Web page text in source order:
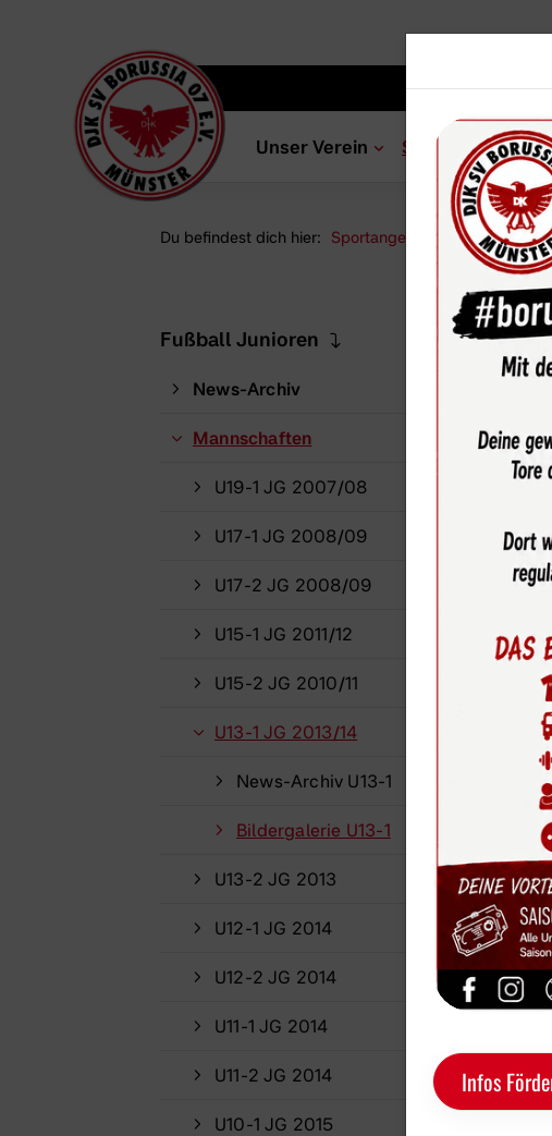
Unser Verein Sportangebot
Du befindest dich hier: Sportangebot Abteilungen
Besuch
Fußball Junioren
News-Archiv
Mannschaften
U19-1 JG 2007/08
U17-1 JG 2008/09
U17-2 JG 2008/09
U15-1 JG 2011/12
U15-2 JG 2010/11
U13-1 JG 2013/14
News-Archiv U13-1
Bildergalerie U13-1
U13-2 JG 2013
U12-1 JG 2014
U12-2 JG 2014
U11-1 JG 2014
U11-2 JG 2014
U10-1 JG 2015
Infos